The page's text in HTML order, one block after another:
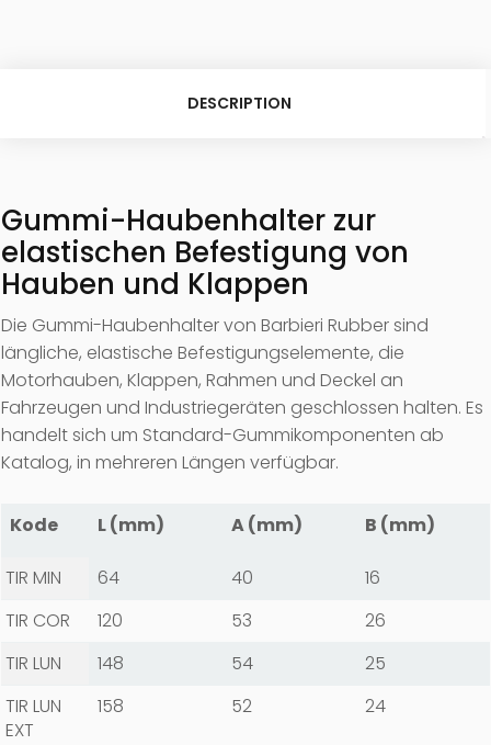
DESCRIPTION
Gummi-Haubenhalter zur
elastischen Befestigung von
Hauben und Klappen
Die Gummi-Haubenhalter von Barbieri Rubber sind
längliche, elastische Befestigungselemente, die
Motorhauben, Klappen, Rahmen und Deckel an
Fahrzeugen und Industriegeräten geschlossen halten. Es
handelt sich um Standard-Gummikomponenten ab
Katalog, in mehreren Längen verfügbar.
Kode L (mm) A (mm) B (mm)
TIR MIN 64 40
16
TIR COR
120 53
26
TIR LUN
148 54
25
TIR LUN
EXT
158 52 24